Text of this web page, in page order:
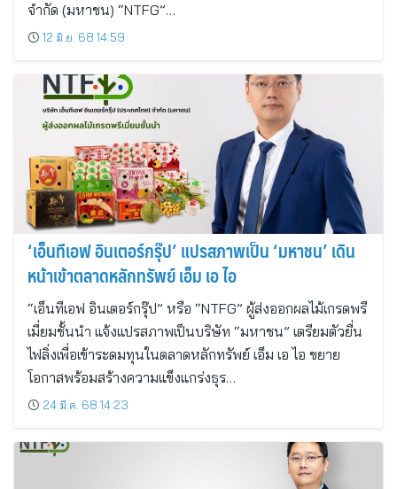
จำกัด (มหาชน) “NTFG”…
12 มิ.ย. 68 14:59
‘เอ็นทีเอฟ อินเตอร์กรุ๊ป’ แปรสภาพเป็น ‘มหาชน’ เดิน
หน้าเข้าตลาดหลักทรัพย์ เอ็ม เอ ไอ
“เอ็นทีเอฟ อินเตอร์กรุ๊ป” หรือ “NTFG” ผู้ส่งออกผลไม้เกรดพรี
เมี่ยมชั้นนำ แจ้งแปรสภาพเป็นบริษัท “มหาชน” เตรียมตัวยื่น
ไฟลิ่งเพื่อเข้าระดมทุนในตลาดหลักทรัพย์ เอ็ม เอ ไอ ขยาย
โอกาสพร้อมสร้างความแข็งแกร่งธุร…
24 มี.ค. 68 14:23